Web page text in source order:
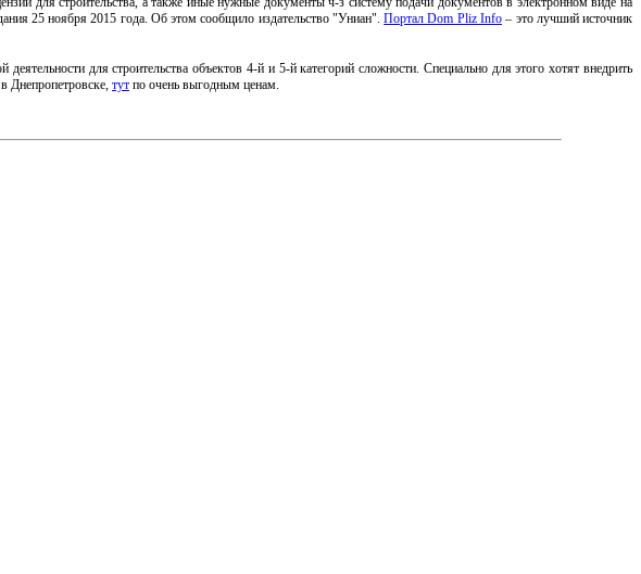
25 ноября 2015 года. Об этом сообщило издательство "Униан".Портал Dom Pliz Info– это лучший источник
для строительства объектов 4-й и 5-й категорий сложности. Специально для этого хотят внедрить
Днепропетровске, тут по очень выгодным ценам.